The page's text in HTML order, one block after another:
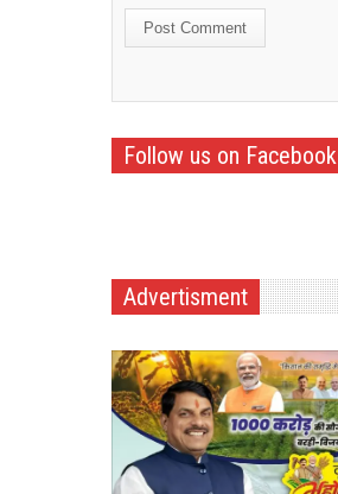
Follow us on Facebook
Advertisment